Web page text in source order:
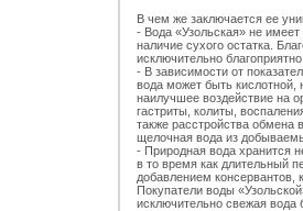
В чем же заключается ее
- Вода «Узольская» не имеет
наличие сухого остатка.
исключительно
- В зависимости от
вода может быть кислотной,
наилучшее воздействие на
гастриты, колиты,
также расстройства обмена
щелочная вода из
- Природная вода хранится
в то время как длительный
добавлением консервантов,
Покупатели воды
исключительно свежая вода